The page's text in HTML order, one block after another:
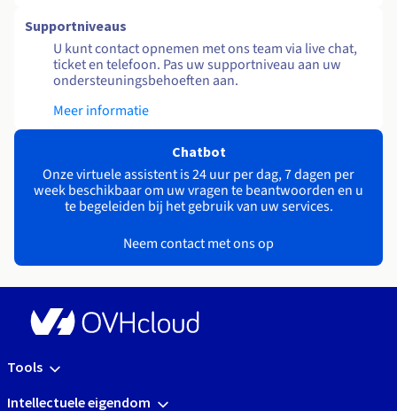
Supportniveaus
U kunt contact opnemen met ons team via live chat,
ticket en telefoon. Pas uw supportniveau aan uw
ondersteuningsbehoeften aan.
Meer informatie
Chatbot
Onze virtuele assistent is 24 uur per dag, 7 dagen per
week beschikbaar om uw vragen te beantwoorden en u
te begeleiden bij het gebruik van uw services.
Neem contact met ons op
Tools
Intellectuele eigendom